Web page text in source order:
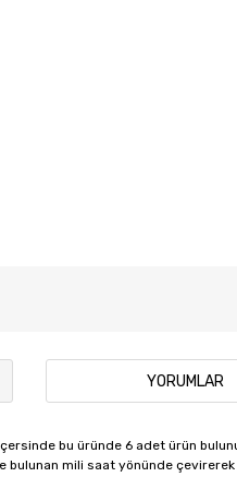
YORUMLAR
bu üründe 6 adet ürün
bulunan mili saat yönünde